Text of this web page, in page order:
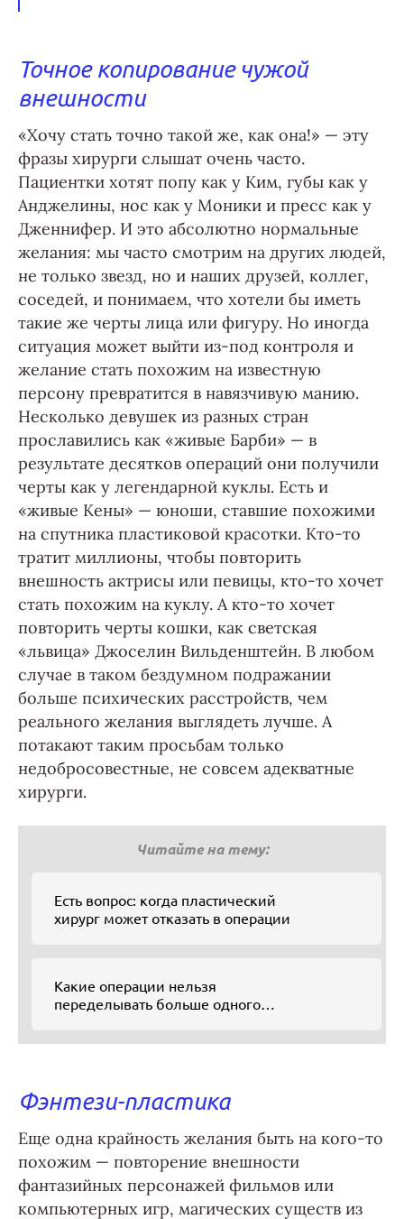
Точное копирование чужой
внешности
«Хочу стать точно такой же, как она!» — эту
фразы хирурги слышат очень часто.
Пациентки хотят попу как у Ким, губы как у
Анджелины, нос как у Моники и пресс как у
Дженнифер. И это абсолютно нормальные
желания: мы часто смотрим на других людей,
не только звезд, но и наших друзей, коллег,
соседей, и понимаем, что хотели бы иметь
такие же черты лица или фигуру. Но иногда
ситуация может выйти из-под контроля и
желание стать похожим на известную
персону превратится в навязчивую манию.
Несколько девушек из разных стран
прославились как «живые Барби» — в
результате десятков операций они получили
черты как у легендарной куклы. Есть и
«живые Кены» — юноши, ставшие похожими
на спутника пластиковой красотки. Кто-то
тратит миллионы, чтобы повторить
внешность актрисы или певицы, кто-то хочет
стать похожим на куклу. А кто-то хочет
повторить черты кошки, как светская
«львица» Джоселин Вильденштейн. В любом
случае в таком бездумном подражании
больше психических расстройств, чем
реального желания выглядеть лучше. А
потакают таким просьбам только
недобросовестные, не совсем адекватные
хирурги.
Читайте на тему:
Есть вопрос: когда пластический
хирург может отказать в операции
Какие операции нельзя
переделывать больше одного
Фэнтези-пластика
Еще одна крайность желания быть на кого-то
похожим — повторение внешности
фантазийных персонажей фильмов или
компьютерных игр, магических существ из